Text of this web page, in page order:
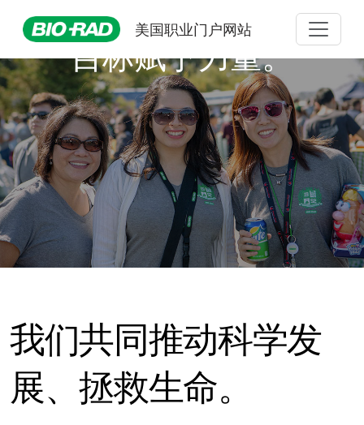
美国职业门户网站
目标赋予力量。
我们共同推动科学发
展、拯救生命。